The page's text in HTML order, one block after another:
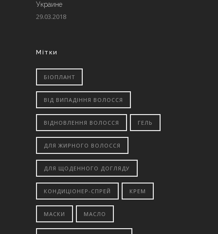
Украине
29.03.2018
Мітки
БІОПЛАНТ
ВІД ВИПАДІННЯ ВОЛОССЯ
ВІДНОВЛЕННЯ ВОЛОССЯ ГЕЛЬ
ДЛЯ ЖИРНОГО ВОЛОССЯ
ДЛЯ ЩОДЕННОГО ДОГЛЯДУ
КОНДИЦІОНЕР-СПРЕЙ КРЕМ
МАСКИ МАСЛО